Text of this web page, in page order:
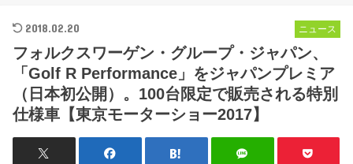
ニュース
2018.02.20
フォルクスワーゲン・グループ・ジャパン、
「Golf R Performance」をジャパンプレミア
（日本初公開）。100台限定で販売される特別
仕様車【東京モーターショー2017】